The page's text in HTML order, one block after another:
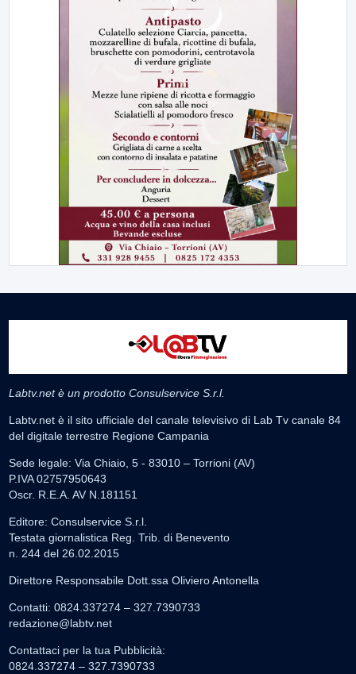
Labtv.net è un prodotto Consulservice S.r.l.
Labtv.net è il sito ufficiale del canale televisivo di Lab Tv canale 84
del digitale terrestre Regione Campania
Sede legale: Via Chiaio, 5 - 83010 – Torrioni (AV)
P.IVA 02757950643
Oscr. R.E.A. AV N.181151
Editore: Consulservice S.r.l.
Testata giornalistica Reg. Trib. di Benevento
n. 244 del 26.02.2015
Direttore Responsabile Dott.ssa Oliviero Antonella
Contatti: 0824.337274 – 327.7390733
redazione@labtv.net
Contattaci per la tua Pubblicità:
0824.337274 – 327.7390733